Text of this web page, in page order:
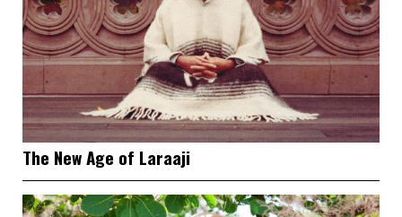
The New Age of Laraaji